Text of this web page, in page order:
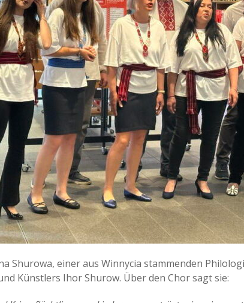
Shurowa, einer aus Winnycia stammenden
Künstlers Ihor Shurow. Über den Chor sagt sie: